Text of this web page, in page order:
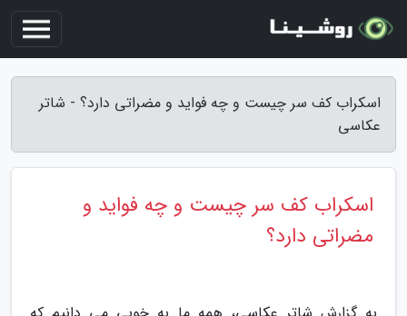
اسکراب کف سر چیست و چه فواید و مضراتی دارد؟ - شاتر
عکاسی
اسکراب کف سر چیست و چه فواید و
مضراتی دارد؟